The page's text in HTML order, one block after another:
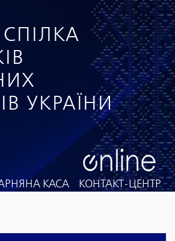
УКРАЇНИ
КАСА КОНТАКТ-ЦЕНТР